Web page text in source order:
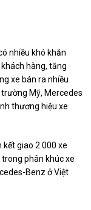
nhiều khó khăn
hàng, tăng
xe bán ra nhiều
Mỹ, Mercedes
thương hiệu xe
giao 2.000 xe
phân khúc xe
Benz ở Việt